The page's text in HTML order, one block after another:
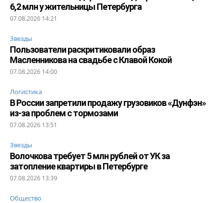
6,2 млн у жительницы Петербурга
07.08.2026 14:21
Звезды
Пользователи раскритиковали образ
Масленникова на свадьбе с Клавой Кокой
07.08.2026 14:00
Логистика
В России запретили продажу грузовиков «Дунфэн»
из-за проблем с тормозами
07.08.2026 13:51
Звезды
Волочкова требует 5 млн рублей от УК за
затопление квартиры в Петербурге
07.08.2026 13:39
Общество